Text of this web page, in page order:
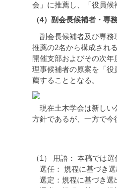
会」に推薦し、「役員
（4）副会長候補者・専
副会長候補者及び専務
推薦の2名から構成され
開催支部およびその次
理事候補者の原案を「
薦することとなる。
現在土木学会は新しい
方針であるが、一方で
（1） 用語： 本稿では
選任： 規程に基づき選
選定：規程に基づき選